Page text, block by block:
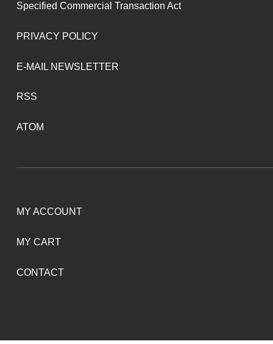
Specified Commercial Transaction Act
PRIVACY POLICY
E-MAIL NEWSLETTER
RSS
ATOM
MY ACCOUNT
MY CART
CONTACT